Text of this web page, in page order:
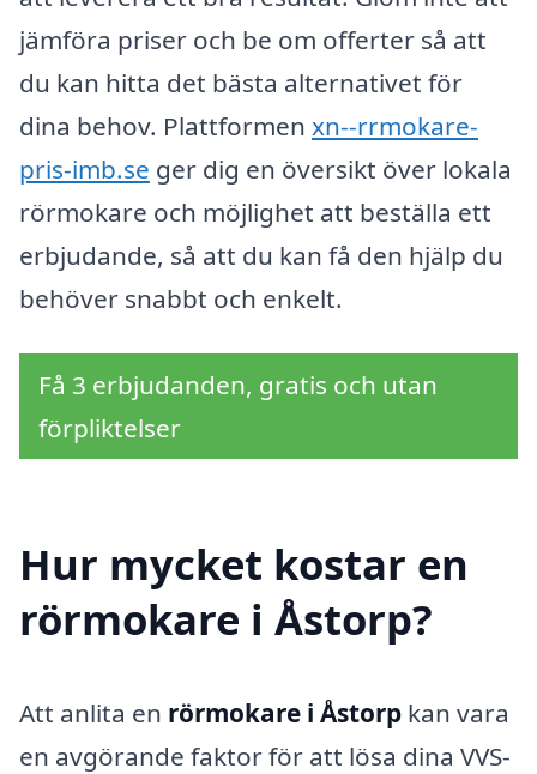
jämföra priser och be om offerter så att
du kan hitta det bästa alternativet för
dina behov. Plattformen xn--rrmokare-
pris-imb.se ger dig en översikt över lokala
rörmokare och möjlighet att beställa ett
erbjudande, så att du kan få den hjälp du
behöver snabbt och enkelt.
Få 3 erbjudanden, gratis och utan
förpliktelser
Hur mycket kostar en
rörmokare i Åstorp?
Att anlita en rörmokare i Åstorp kan vara
en avgörande faktor för att lösa dina VVS-